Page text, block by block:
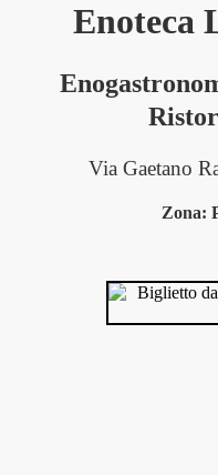
Enoteca
Via Gaetano
Zona: